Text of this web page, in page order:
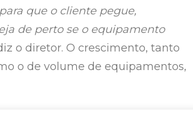
que o cliente pegue,
de perto se o equipamento
o diretor. O crescimento, tanto
o de volume de equipamentos,